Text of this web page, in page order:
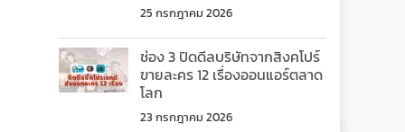
25 กรกฎาคม 2026
ช่อง 3 ปิดดีลบริษัทจากสิงคโปร์
ขายละคร 12 เรื่องออนแอร์ตลาด
โลก
23 กรกฎาคม 2026